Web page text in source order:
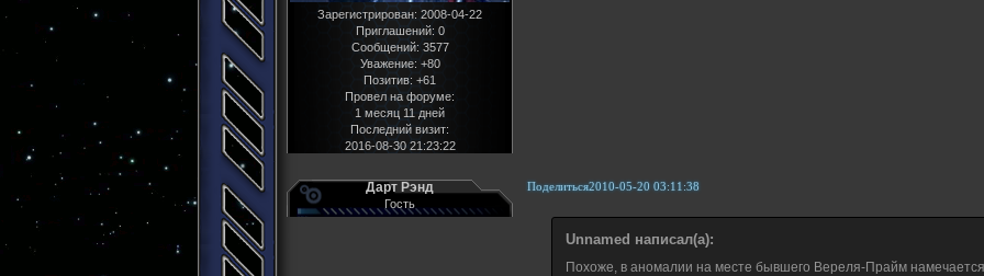
Зарегистрирован: 2008-04-22
Приглашений: 0
Сообщений: 3577
Уважение: +80
Позитив: +61
Провел на форуме:
1 месяц 11 дней
Последний визит:
2016-08-30 21:23:22
Поделиться2010-05-20 03:11:38
Дарт Рэнд
Гость
Unnamed написал(а):
Похоже, в аномалии на месте бывшего Вереля-Прайм намечается